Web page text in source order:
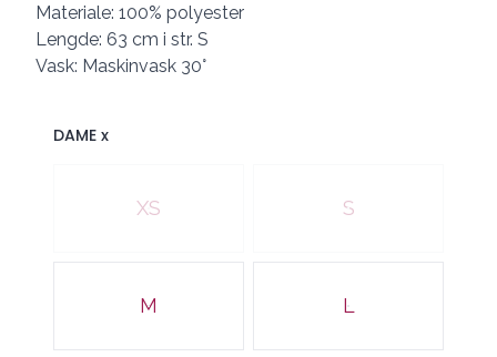
Materiale: 100% polyester
Lengde: 63 cm i str. S
Vask: Maskinvask 30°
DAME x
XS S
M L